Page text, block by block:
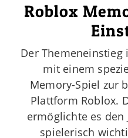
Roblox
Der
mit einem
Memory-Spiel zur
Plattform Roblox.
ermöglichte es den
spielerisch